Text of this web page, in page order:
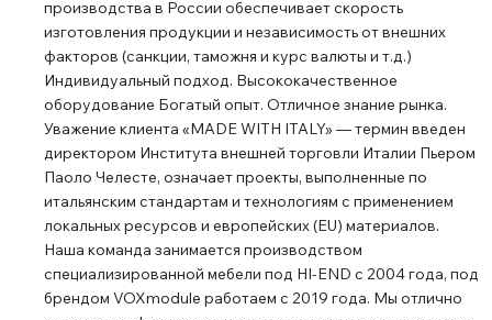
производства в России обеспечивает скорость
изготовления продукции и независимость от внешних
факторов (санкции, таможня и курс валюты и т.д.)
Индивидуальный подход. Высококачественное
оборудование Богатый опыт. Отличное знание рынка.
Уважение клиента «MADE WITH ITALY» — термин введен
директором Института внешней торговли Италии Пьером
Паоло Челесте, означает проекты, выполненные по
итальянским стандартам и технологиям с применением
локальных ресурсов и европейских (EU) материалов.
Наша команда занимается производством
специализированной мебели под HI-END с 2004 года, под
брендом VOXmodule работаем с 2019 года. Мы отлично